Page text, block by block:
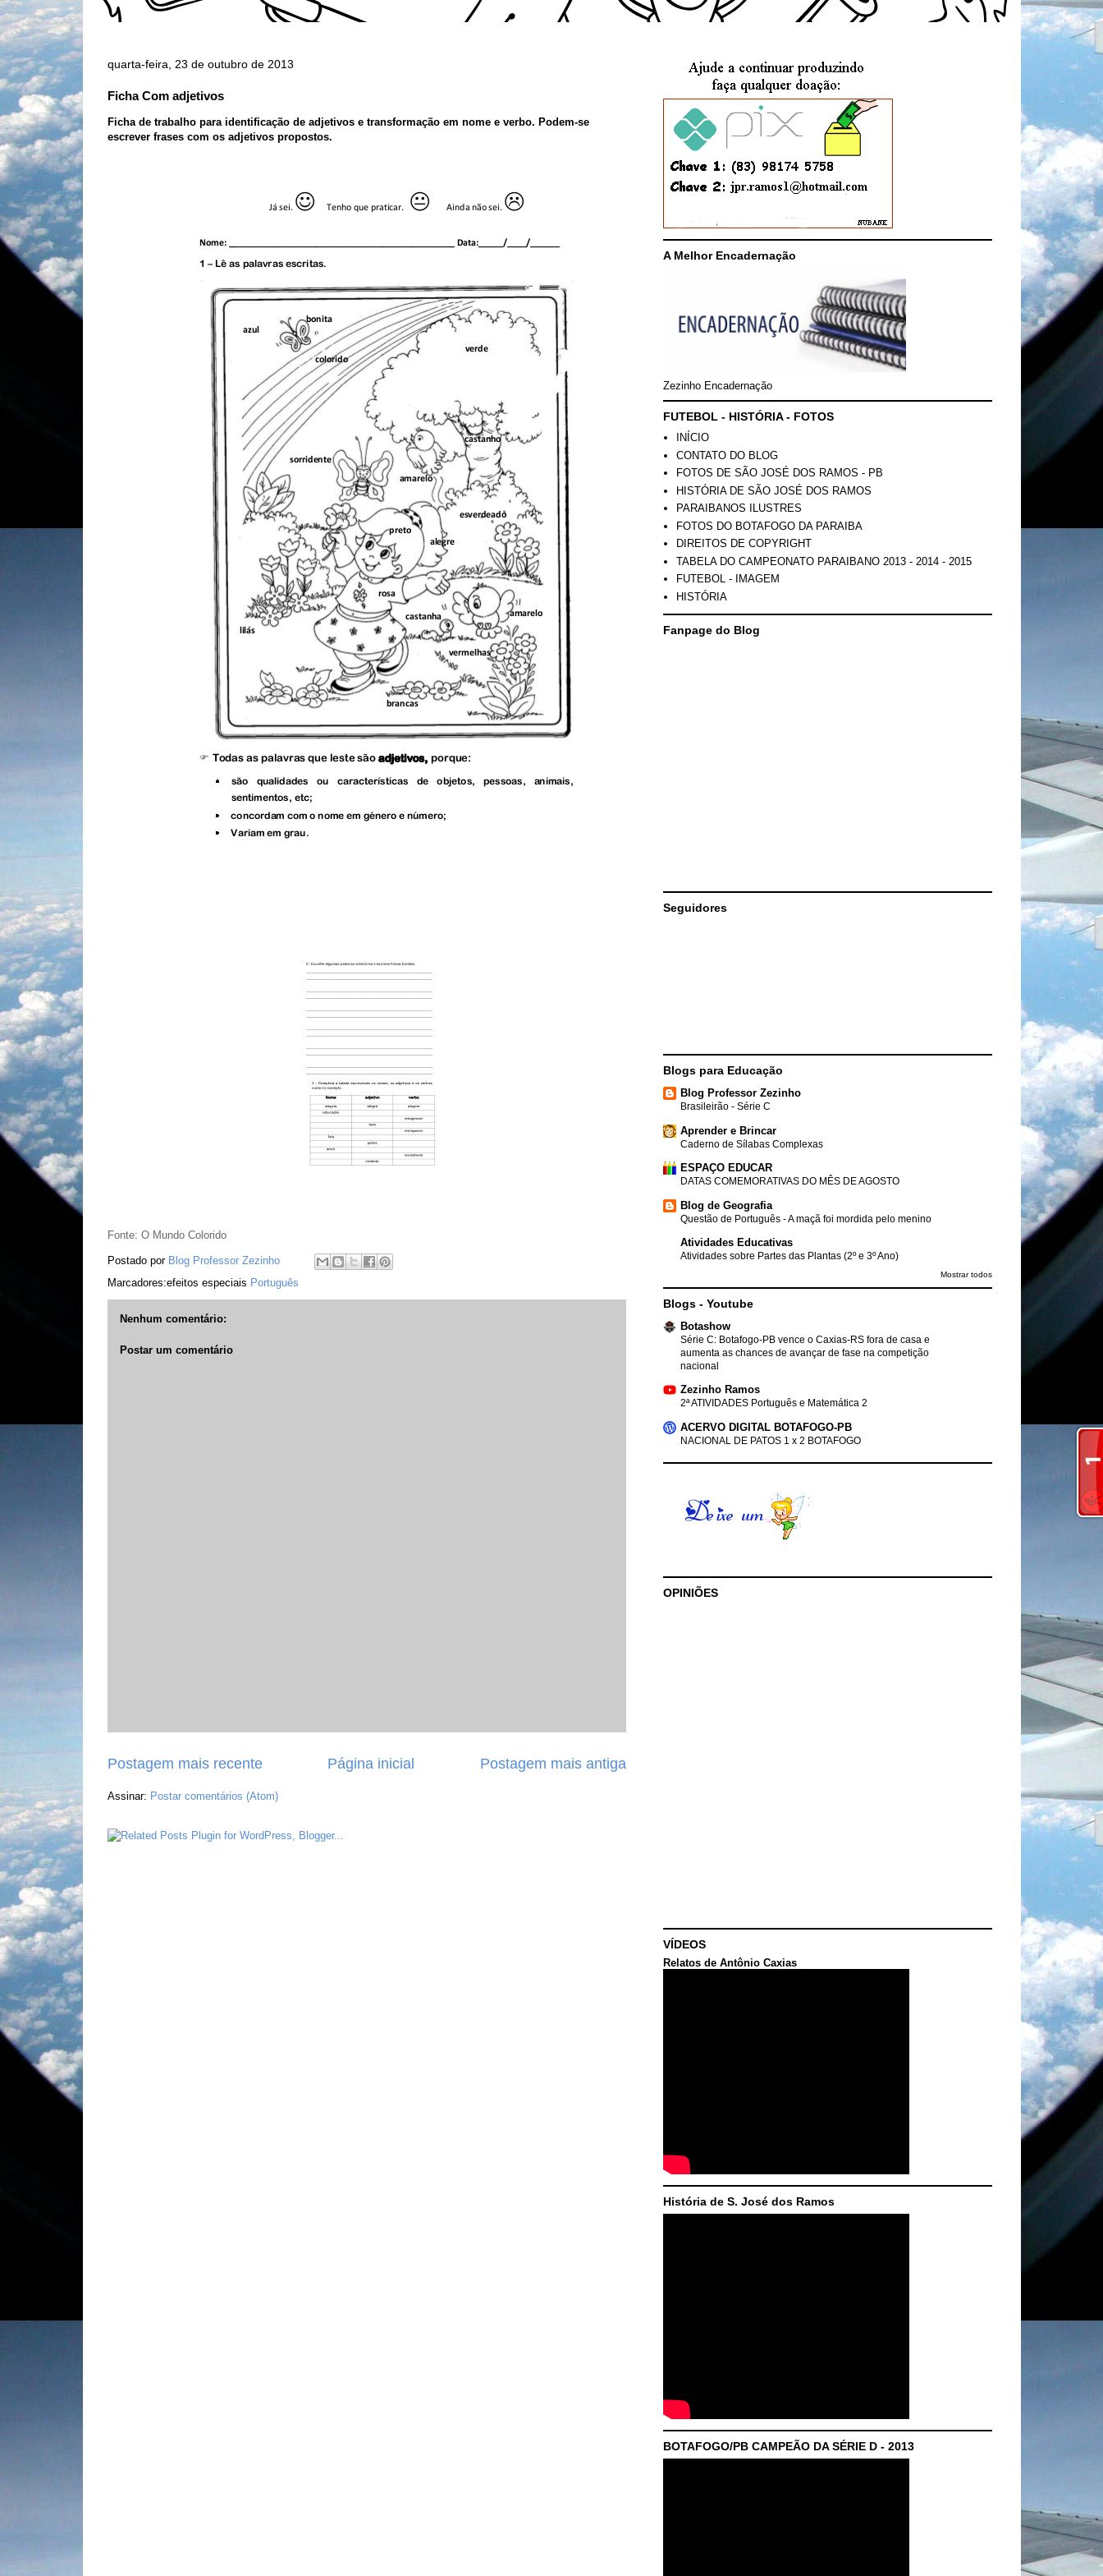
quarta-feira, 23 de outubro de 2013
Ficha Com adjetivos
Ficha de trabalho para identificação de adjetivos e transformação em nome e verbo. Podem-se
escrever frases com os adjetivos propostos.
Fonte: O Mundo Colorido
Postado por Blog Professor Zezinho
Marcadores:efeitos especiais Português
Nenhum comentário:
Postar um comentário
Postagem mais recente Postagem mais antiga
Página inicial
Assinar: Postar comentários (Atom)
A Melhor Encadernação
Zezinho Encadernação
FUTEBOL - HISTÓRIA - FOTOS
INÍCIO
CONTATO DO BLOG
FOTOS DE SÃO JOSÉ DOS RAMOS - PB
HISTÓRIA DE SÃO JOSÉ DOS RAMOS
PARAIBANOS ILUSTRES
FOTOS DO BOTAFOGO DA PARAIBA
DIREITOS DE COPYRIGHT
TABELA DO CAMPEONATO PARAIBANO 2013 - 2014 - 2015
FUTEBOL - IMAGEM
HISTÓRIA
Fanpage do Blog
Seguidores
Blogs para Educação
Blog Professor Zezinho
Brasileirão - Série C
Aprender e Brincar
Caderno de Sílabas Complexas
ESPAÇO EDUCAR
DATAS COMEMORATIVAS DO MÊS DE AGOSTO
Blog de Geografia
Questão de Português - A maçã foi mordida pelo menino
Atividades Educativas
Atividades sobre Partes das Plantas (2º e 3º Ano)
Mostrar todos
Blogs - Youtube
Botashow
Série C: Botafogo-PB vence o Caxias-RS fora de casa e
aumenta as chances de avançar de fase na competição
nacional
Zezinho Ramos
2ª ATIVIDADES Português e Matemática 2
ACERVO DIGITAL BOTAFOGO-PB
NACIONAL DE PATOS 1 x 2 BOTAFOGO
OPINIÕES
VÍDEOS
Relatos de Antônio Caxias
História de S. José dos Ramos
BOTAFOGO/PB CAMPEÃO DA SÉRIE D - 2013